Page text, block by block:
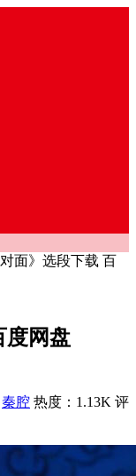
面》选段下载 百
度网盘
秦腔 热度：1.13K 评